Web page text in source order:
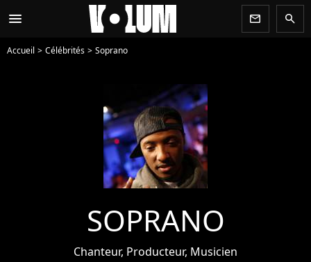
menu newsletter search
Accueil Célébrités Soprano
SOPRANO
Chanteur, Producteur, Musicien